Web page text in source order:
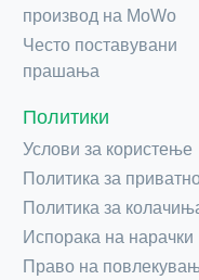
производ на MoWo
Често поставувани
прашања
Политики
Услови за користење
Политика за
Политика за
Испорака на нарачки
Право на